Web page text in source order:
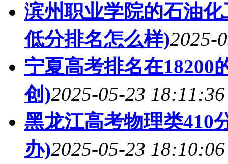
滨州职业学院的石油
低分排名怎么样)2025-
宁夏高考排名在18200
创)2025-05-23 18:11:36
黑龙江高考物理类410
办)2025-05-23 18:10:06